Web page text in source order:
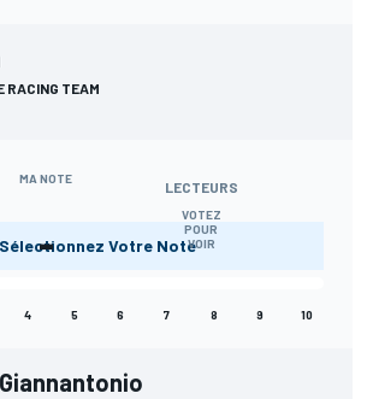
RACING TEAM
MA NOTE
-
LECTEURS
VOTEZ
POUR
VOIR
Sélectionnez Votre Note
4 5 6 7 8 9 10